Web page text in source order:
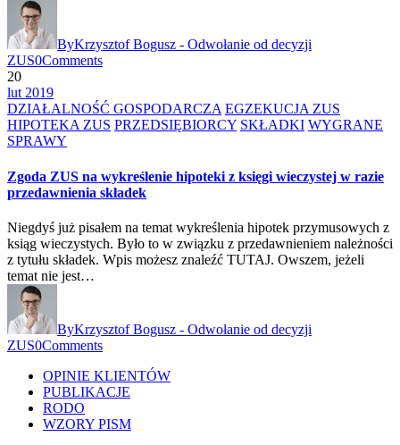
ByKrzysztof Bogusz - Odwołanie od decyzji
ZUS0Comments
20
lut 2019
DZIAŁALNOŚĆ GOSPODARCZA EGZEKUCJA ZUS
HIPOTEKA ZUS PRZEDSIĘBIORCY SKŁADKI WYGRANE
SPRAWY
Zgoda ZUS na wykreślenie hipoteki z księgi wieczystej w razie
przedawnienia składek
Niegdyś już pisałem na temat wykreślenia hipotek przymusowych z
ksiąg wieczystych. Było to w związku z przedawnieniem należności
z tytułu składek. Wpis możesz znaleźć TUTAJ. Owszem, jeżeli
temat nie jest…
ByKrzysztof Bogusz - Odwołanie od decyzji
ZUS0Comments
OPINIE KLIENTÓW
PUBLIKACJE
RODO
WZORY PISM